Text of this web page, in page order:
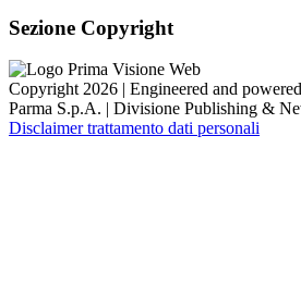
Sezione Copyright
Copyright 2026 | Engineered and
Parma S.p.A. | Divisione Publishing &
Disclaimer trattamento dati personali